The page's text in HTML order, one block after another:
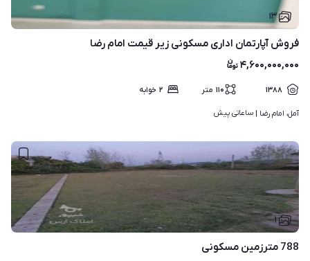
۱۳
فروش آپارتمان اداری مسکونی زیر قیمت امام رضا
۴,۶۰۰,۰۰۰,۰۰۰
۱۳۸۸ ۱۱۰ متر ۲ خوابه
آمل، امام رضا | ساعاتی پیش
۱
788 مترزمین مسکونی